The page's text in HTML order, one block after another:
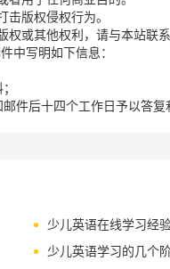
版权侵权行为。
或其他权利，请与本站联
中写明如下信息：
件后十四个工作日予以答复
少儿英语在线学习经
少儿英语学习的几个